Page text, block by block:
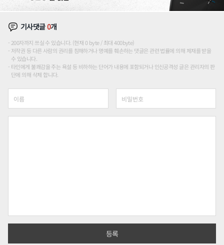
기사댓글0개
200자까지 쓰실 수 있습니다. (현재 0 byte / 최대 400byte)
저작권 등 다른 사람의 권리를 침해하거나 명예를 훼손하는 댓글은 관련 법률에 의해 제재를 받을
수 있습니다.
타인에게 불쾌감을 주는 욕설 등 비하하는 단어가 내용에 포함되거나 인신공격성 글은 관리자의 판
단에 의해 삭제 합니다.